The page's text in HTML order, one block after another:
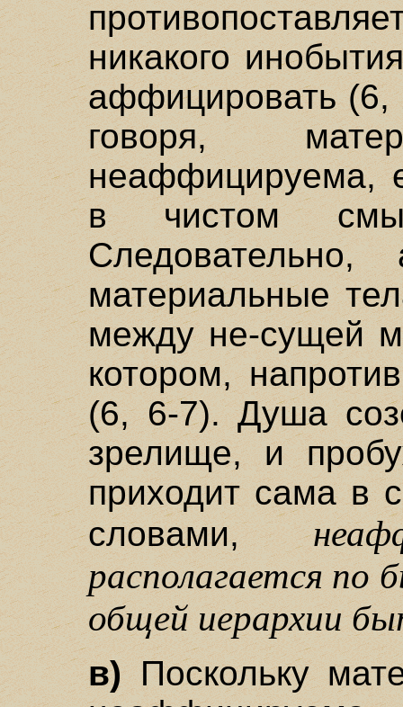
никакого
аффицировать (6,
говоря,
неаффицируема,
в чистом
материальные
между не-сущей
котором,
(6, 6-7). Душа
зрелище, и
приходит сама в
словами,
располагается по
общей иерархии
в) Поскольку